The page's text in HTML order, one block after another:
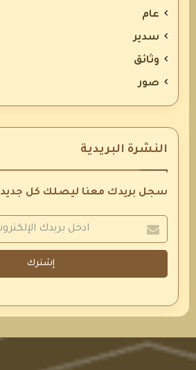
عام
سدير
وثائق
صور
النشرة البريدية
سجل بريدك معنا ليصلك كل جديد
إشترك